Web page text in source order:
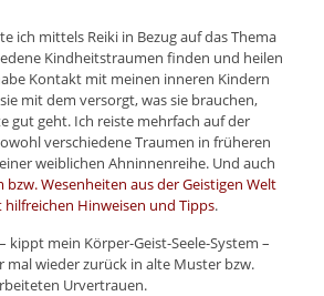
ich mittels Reiki in Bezug auf das Thema
Kindheitstraumen finden und heilen
Kontakt mit meinen inneren Kindern
mit dem versorgt, was sie brauchen,
gut geht. Ich reiste mehrfach auf der
verschiedene Traumen in früheren
weiblichen Ahninnenreihe. Und auch
bzw. Wesenheiten aus der Geistigen Welt
Hinweisen und Tipps.
kippt mein Körper-Geist-Seele-System –
wieder zurück in alte Muster bzw.
Urvertrauen.